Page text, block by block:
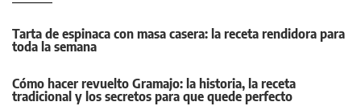
Tarta de espinaca con masa casera: la receta rendidora para
toda la semana
Cómo hacer revuelto Gramajo: la historia, la receta
tradicional y los secretos para que quede perfecto